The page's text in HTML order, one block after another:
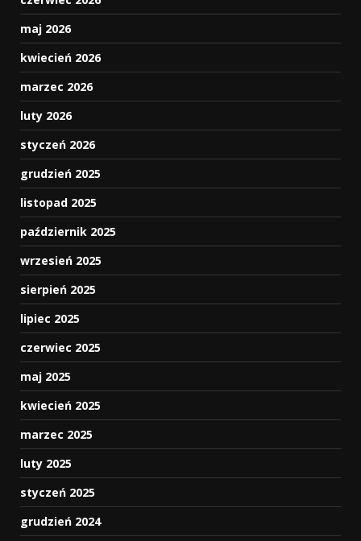
maj 2026
kwiecień 2026
marzec 2026
luty 2026
styczeń 2026
grudzień 2025
listopad 2025
październik 2025
wrzesień 2025
sierpień 2025
lipiec 2025
czerwiec 2025
maj 2025
kwiecień 2025
marzec 2025
luty 2025
styczeń 2025
grudzień 2024